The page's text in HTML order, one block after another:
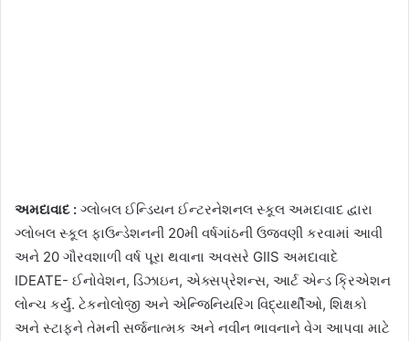
અમદાવાદ : ગ્લોબલ ઈન્ડિયન ઈન્ટરનેશનલ સ્કૂલ અમદાવાદ દ્વારા
ગ્લોબલ સ્કૂલ ફાઉન્ડેશનની 20મી વર્ષગાંઠની ઉજવણી કરવામાં આવી
અને 20 ગૌરવશાળી વર્ષ પૂરા થવાના અવસરે GIIS અમદાવાદે
IDEATE- ઈનોવેશન, ડિઝાઇન, એક્સપ્રેશન્સ, આર્ટ એન્ડ ક્રિએશન
લોન્ચ કર્યું. ટેકનોલોજી અને એન્જિનિયરિંગ વિદ્યાર્થીઓ, શિક્ષકો
અને સ્ટાફને તેમની સર્જનાત્મક અને નવીન ભાવનાને વેગ આપવા માટે